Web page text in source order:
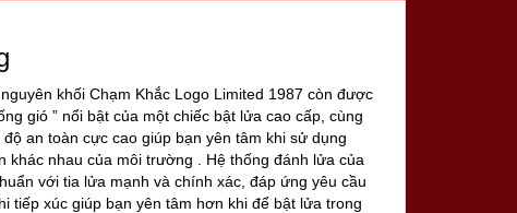
khối Chạm Khắc Logo Limited 1987 còn được
gió ” nổi bật của một chiếc bật lửa cao cấp, cùng
an toàn cực cao giúp bạn yên tâm khi sử dụng
khác nhau của môi trường . Hệ thống đánh lửa của
với tia lửa mạnh và chính xác, đáp ứng yêu cầu
tiếp xúc giúp bạn yên tâm hơn khi để bật lửa trong